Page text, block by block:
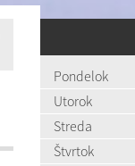
Pondelok
Utorok
Streda
Štvrtok